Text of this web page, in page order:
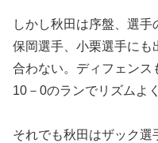
しかし秋田は序盤、選
保岡選手、小栗選手にも
合わない。ディフェンス
10－0のランでリズムよ
それでも秋田はザック選